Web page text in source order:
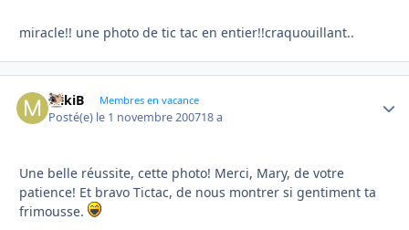
miracle!! une photo de tic tac en entier!!craquouillant..
MikiB Membres en vacance
Posté(e) le 1 novembre 200718 a
Une belle réussite, cette photo! Merci, Mary, de votre
patience! Et bravo Tictac, de nous montrer si gentiment ta
frimousse.